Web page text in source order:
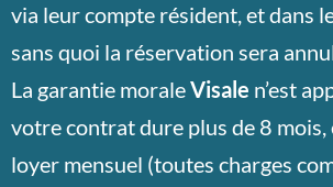
via leur compte résident, et dans
sans quoi la réservation sera
La garantie moraleVisale n’est
votre contrat dure plus de 8
loyer mensuel (toutes charges